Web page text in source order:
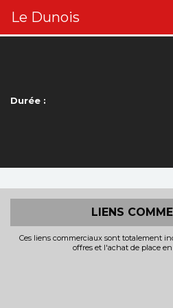
Le Dunois
Durée :
LIENS
Ces liens commerciaux sont totalement
offres et l'achat de place